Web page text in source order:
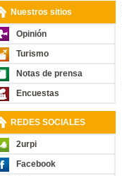
Nuestros sitios
Opinión
Turismo
Notas de prensa
Encuestas
REDES SOCIALES
2urpi
Facebook